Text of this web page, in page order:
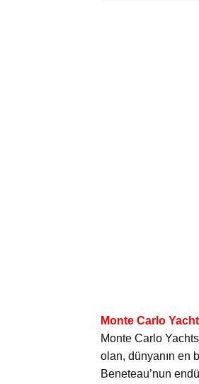
Monte Carlo
Monte Carlo
olan, dünyanın en
Beneteau’nun